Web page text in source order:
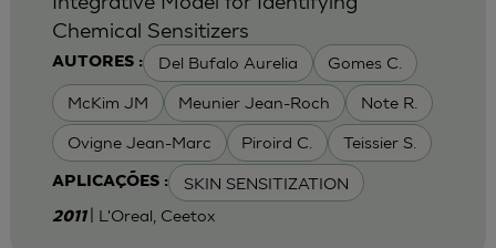
AUTORES : Del Bufalo Aurelia Gomes C.
McKim JM Meunier Jean-Roch Note R.
Ovigne Jean-Marc Piroird C. Teissier S.
APLICAÇÕES : SKIN SENSITIZATION
Chemical Sensitizers
2011 | L'Oreal, Ceetox